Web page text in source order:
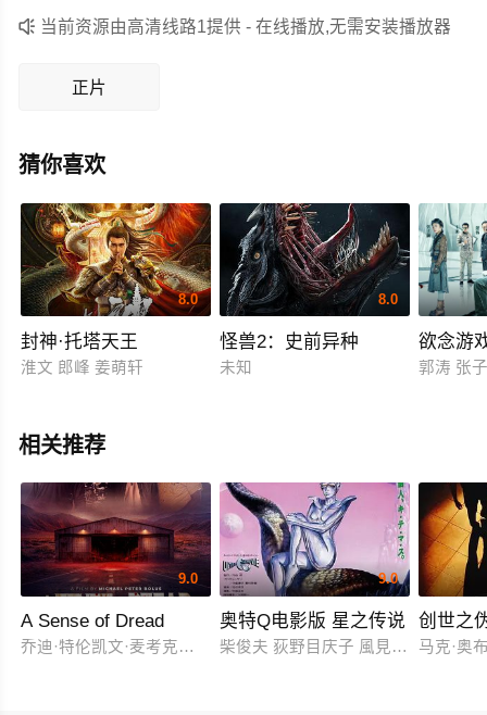
剧情紧凑，角色塑造鲜明，适合喜欢科幻类电影的观众观
 当前资源由高清线路1提供 - 在线播放,无需安装播放器
正片
猜你喜欢
8.0
封神·托塔天王
淮文 郎峰 姜萌轩
8.0
怪兽2：史前异种
未知
欲念游
郭涛 张
相关推荐
9.0
A Sense of Dread
乔迪·特伦凯文·麦考克尔虹膜
9.0
奥特Q电影版 星之传说
柴俊夫 荻野目庆子 風見しんご
创世之
马克·奥